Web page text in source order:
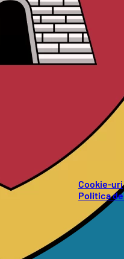
Cookie-uri
Politica